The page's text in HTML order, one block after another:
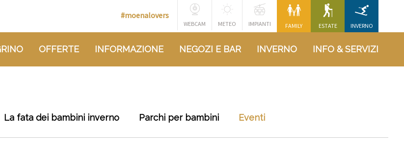
FAMILY ESTATE INVERNO
WEBCAM METEO IMPIANTI
#moenalovers
OFFERTE INFORMAZIONE NEGOZI E BAR INVERNO INFO & SERVIZI
La fata dei bambini inverno Parchi per bambini Eventi